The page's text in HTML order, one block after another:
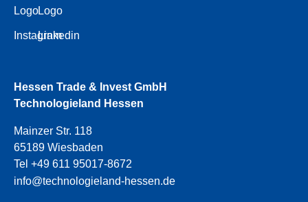
Logo
Instagram
Logo
Linkedin
Hessen Trade & Invest GmbH
Technologieland Hessen
Mainzer Str. 118
65189 Wiesbaden
Tel +49 611 95017-8672
info@technologieland-hessen.de